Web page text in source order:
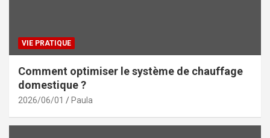
VIE PRATIQUE
Comment optimiser le système de chauffage
domestique ?
2026/06/01 Paula